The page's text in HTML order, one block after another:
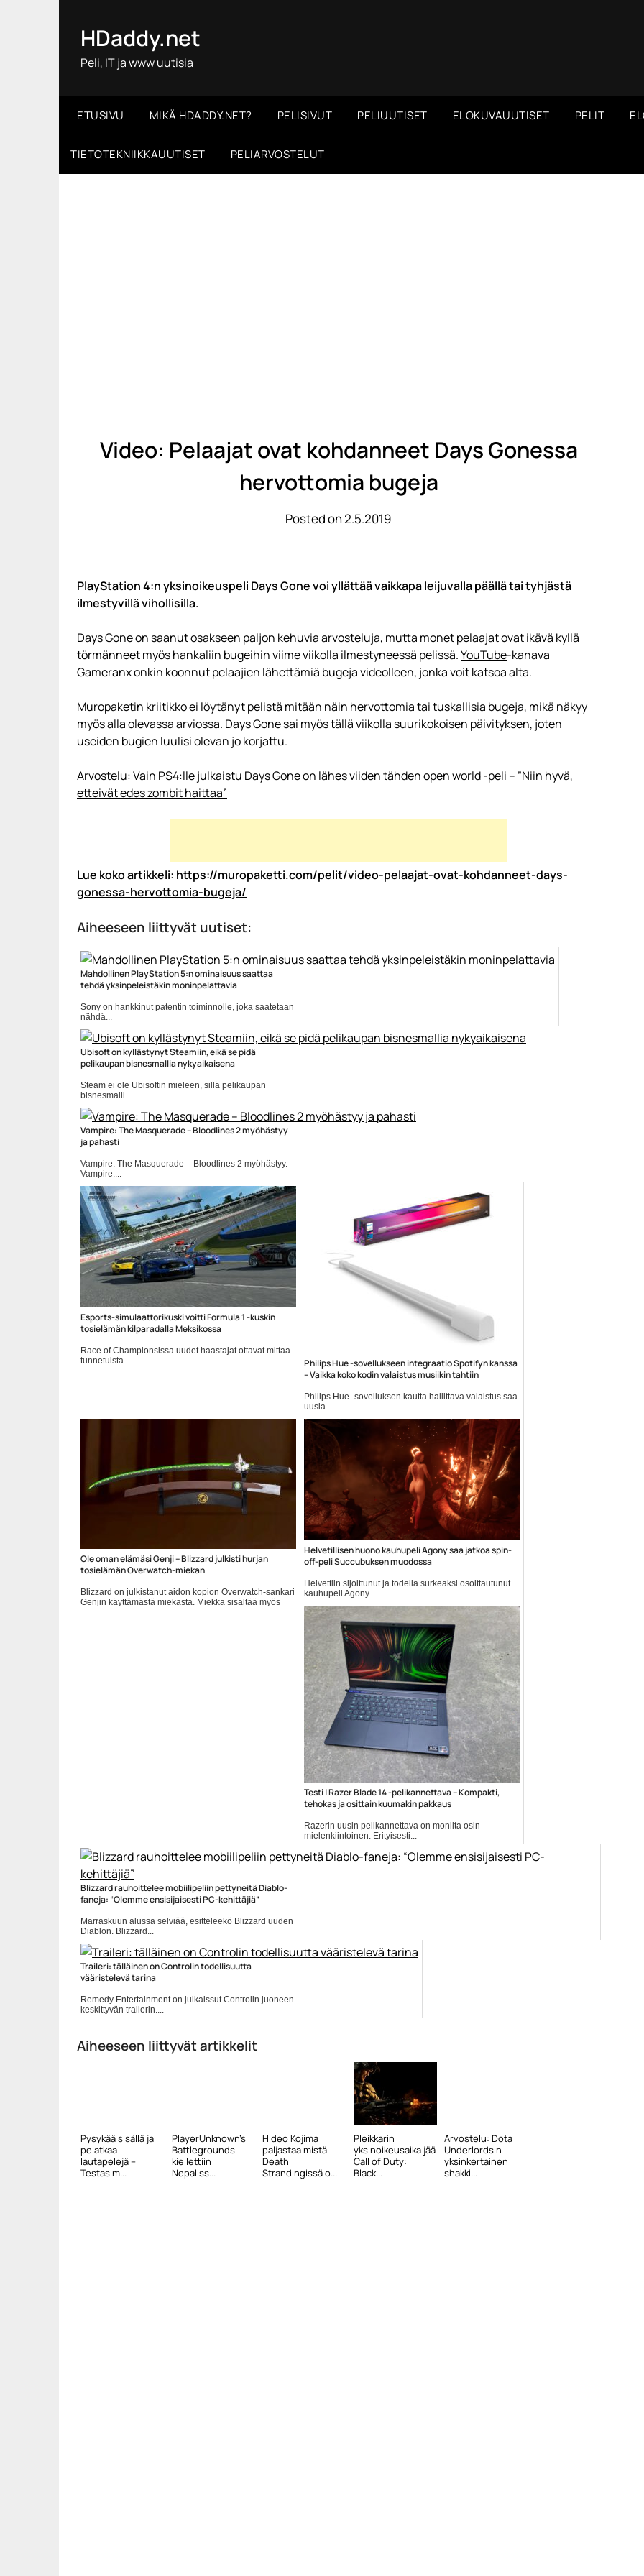
HDaddy.net
Peli, IT ja www uutisia
ETUSIVU MIKÄ HDADDY.NET? PELISIVUT PELIUUTISET ELOKUVAUUTISET PELIT
TIETOTEKNIIKKAUUTISET PELIARVOSTELUT
Video: Pelaajat ovat kohdanneet Days Gonessa
hervottomia bugeja
Posted on 2.5.2019
PlayStation 4:n yksinoikeuspeli Days Gone voi yllättää vaikkapa leijuvalla päällä tai tyhjästä
ilmestyvillä vihollisilla.
Days Gone on saanut osakseen paljon kehuvia arvosteluja, mutta monet pelaajat ovat ikävä kyllä
törmänneet myös hankaliin bugeihin viime viikolla ilmestyneessä pelissä.YouTube-kanava
Gameranx onkin koonnut pelaajien lähettämiä bugeja videolleen, jonka voit katsoa alta.
Muropaketin kriitikko ei löytänyt pelistä mitään näin hervottomia tai tuskallisia bugeja, mikä näkyy
myös alla olevassa arviossa. Days Gone sai myös tällä viikolla suurikokoisen päivityksen, joten
useiden bugien luulisi olevan jo korjattu.
Arvostelu: Vain PS4:lle julkaistu Days Gone on lähes viiden tähden open world -peli – ”Niin hyvä,
etteivät edes zombit haittaa”
Lue koko artikkeli: https://muropaketti.com/pelit/video-pelaajat-ovat-kohdanneet-days-
gonessa-hervottomia-bugeja/
Aiheeseen liittyvät uutiset:
Mahdollinen PlayStation 5:n ominaisuus saattaa
tehdä yksinpeleistäkin moninpelattavia
Sony on hankkinut patentin toiminnolle, joka saatetaan
nähdä...
Pelit
Ubisoft on kyllästynyt Steamiin, eikä se pidä
pelikaupan bisnesmallia nykyaikaisena
Steam ei ole Ubisoftin mieleen, sillä pelikaupan
bisnesmalli...
epic games store
Vampire: The Masquerade – Bloodlines 2 myöhästyy
ja pahasti
Vampire: The Masquerade – Bloodlines 2 myöhästyy.
Vampire:...
myöhästymiset
Esports-simulaattorikuski voitti Formula 1 -kuskin
tosielämän kilparadalla Meksikossa
Race of Championsissa uudet haastajat ottavat mittaa
tunnetuista...
Philips Hue -sovellukseen integraatio Spotifyn kanssa
– Vaikka koko kodin valaistus musiikin tahtiin
Philips Hue -sovelluksen kautta hallittava valaistus saa
uusia...
Mobiiliuutiset
OIe oman elämäsi Genji – Blizzard julkisti hurjan
tosielämän Overwatch-miekan
Blizzard on julkistanut aidon kopion Overwatch-sankari
Genjin käyttämästä miekasta. Miekka sisältää myös
Helvetillisen huono kauhupeli Agony saa jatkoa spin-
off-peli Succubuksen muodossa
Helvettiin sijoittunut ja todella surkeaksi osoittautunut
kauhupeli Agony...
Agony
Testi | Razer Blade 14 -pelikannettava – Kompakti,
tehokas ja osittain kuumakin pakkaus
Razerin uusin pelikannettava on monilta osin
mielenkiintoinen. Erityisesti...
Blizzard rauhoittelee mobiilipeliin pettyneitä Diablo-
faneja: “Olemme ensisijaisesti PC-kehittäjiä”
Marraskuun alussa selviää, esitteleekö Blizzard uuden
Diablon. Blizzard...
Blizzard
Traileri: tälläinen on Controlin todellisuutta
vääristelevä tarina
Remedy Entertainment on julkaissut Controlin juoneen
keskittyvän trailerin....
Aiheeseen liittyvät artikkelit
Pysykää sisällä ja
pelatkaa
lautapelejä –
Testasim...
PlayerUnknown’s
Battlegrounds
kiellettiin
Nepaliss...
Hideo Kojima
paljastaa mistä
Death
Strandingissä o...
Pleikkarin
yksinoikeusaika jää
Call of Duty:
Black...
Arvostelu: Dota
Underlordsin
yksinkertainen
shakki...